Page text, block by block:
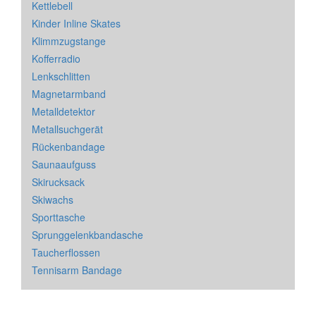
Kettlebell
Kinder Inline Skates
Klimmzugstange
Kofferradio
Lenkschlitten
Magnetarmband
Metalldetektor
Metallsuchgerät
Rückenbandage
Saunaaufguss
Skirucksack
Skiwachs
Sporttasche
Sprunggelenkbandasche
Taucherflossen
Tennisarm Bandage